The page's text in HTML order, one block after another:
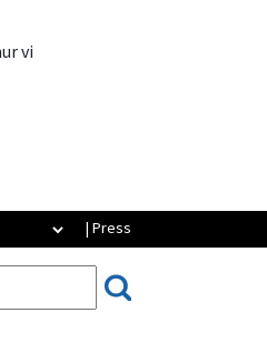
vi
| Press